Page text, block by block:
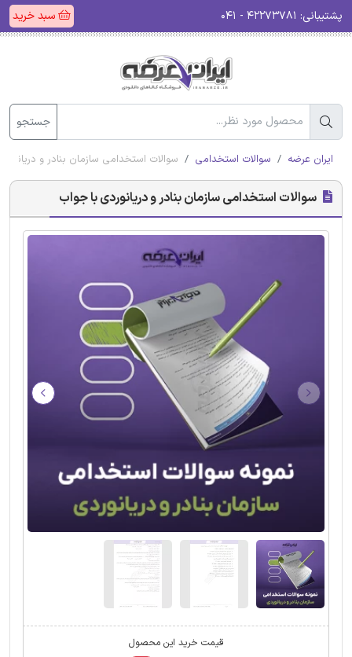
پشتیبانی: سبد خرید
جستجو
ایران عرضه سوالات استخدامی سوالات استخدامی سازمان بنادر و
سوالات استخدامی سازمان بنادر و دریانوردی با جواب
قیمت خرید این محصول